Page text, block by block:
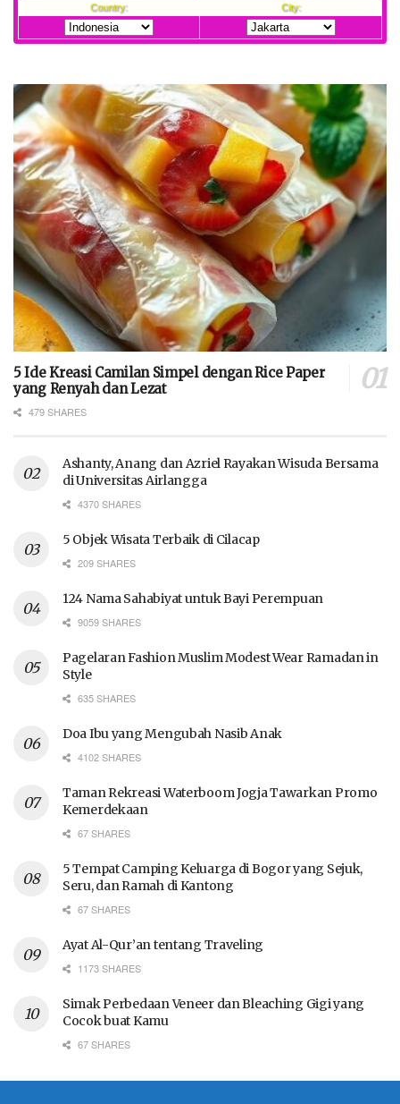
5 Ide Kreasi Camilan Simpel dengan Rice Paper
yang Renyah dan Lezat
479 SHARES
Ashanty, Anang dan Azriel Rayakan Wisuda Bersama
di Universitas Airlangga
4370 SHARES
5 Objek Wisata Terbaik di Cilacap
209 SHARES
124 Nama Sahabiyat untuk Bayi Perempuan
9059 SHARES
Pagelaran Fashion Muslim Modest Wear Ramadan in
Style
635 SHARES
Doa Ibu yang Mengubah Nasib Anak
4102 SHARES
Taman Rekreasi Waterboom Jogja Tawarkan Promo
Kemerdekaan
67 SHARES
5 Tempat Camping Keluarga di Bogor yang Sejuk,
Seru, dan Ramah di Kantong
67 SHARES
Ayat Al-Qur’an tentang Traveling
1173 SHARES
Simak Perbedaan Veneer dan Bleaching Gigi yang
Cocok buat Kamu
67 SHARES